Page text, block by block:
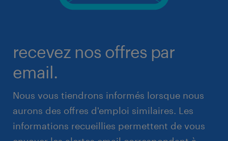
recevez nos offres par
email.
Nous vous tiendrons informés lorsque nous
aurons des offres d'emploi similaires. Les
informations recueillies permettent de vous